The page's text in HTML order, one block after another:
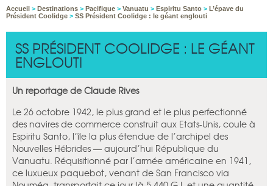
Accueil > Destinations > Pacifique > Vanuatu > Espiritu Santo > L’épave du
Président Coolidge > SS Président Coolidge : le géant englouti
SS PRÉSIDENT COOLIDGE : LE GÉANT
ENGLOUTI
Un reportage de Claude Rives
Le 26 octobre 1942, le plus grand et le plus perfectionné
des navires de commerce construit aux Etats-Unis, coule à
Espiritu Santo, l’île la plus étendue de l’archipel des
Nouvelles Hébrides — aujourd’hui République du
Vanuatu. Réquisitionné par l’armée américaine en 1941,
ce luxueux paquebot, venant de San Francisco via